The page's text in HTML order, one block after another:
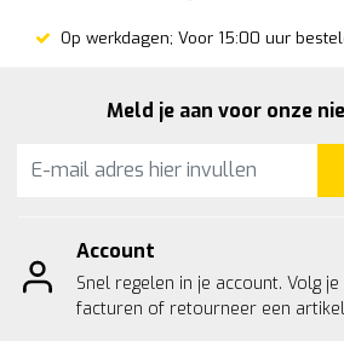
Op werkdagen; Voor 15:00 uur
Meld je aan voor onze
Account
Snel regelen in je account. Volg
facturen of retourneer een